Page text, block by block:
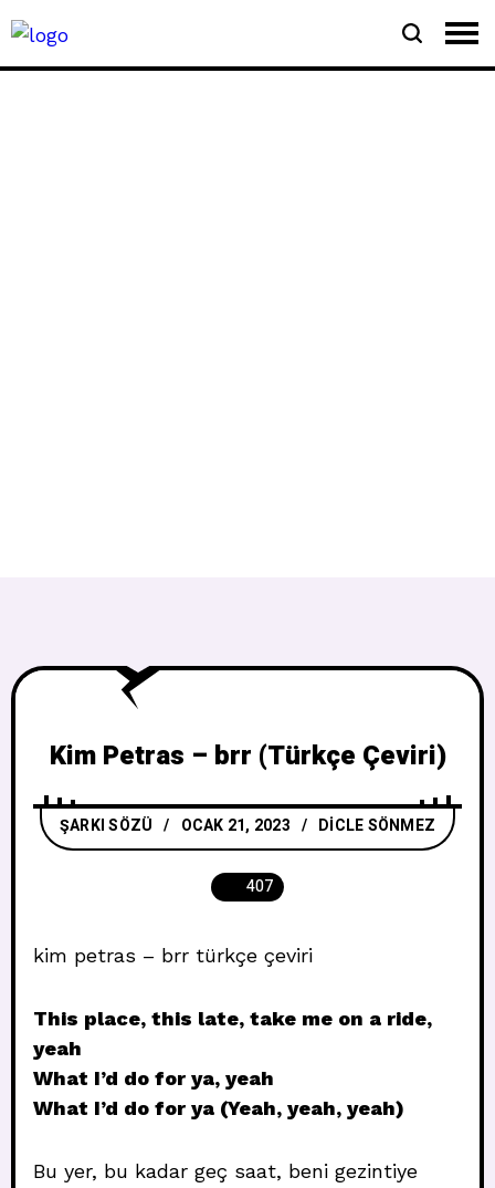
Kim Petras – brr (Türkçe Çeviri)
ŞARKI SÖZÜ OCAK 21, 2023 DICLE SÖNMEZ
407
kim petras – brr türkçe çeviri
This place, this late, take me on a ride,
yeah
What I’d do for ya, yeah
What I’d do for ya (Yeah, yeah, yeah)
Bu yer, bu kadar geç saat, beni gezintiye